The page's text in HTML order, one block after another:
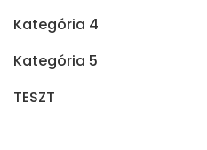
Kategória 4
Kategória 5
TESZT